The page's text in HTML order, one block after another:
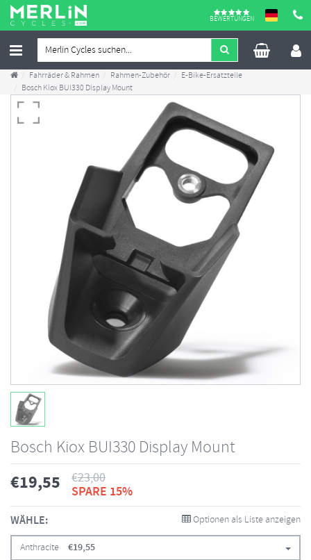
BEWERTUNGEN
Fahrräder & Rahmen Rahmen-Zubehör
E-Bike-Ersatzteile
Bosch Kiox BUI330 Display Mount
Bosch Kiox BUI330 Display Mount
€19,55 €23,00
SPARE 15%
WÄHLE: Optionen als Liste anzeigen
Anthracite €19,55